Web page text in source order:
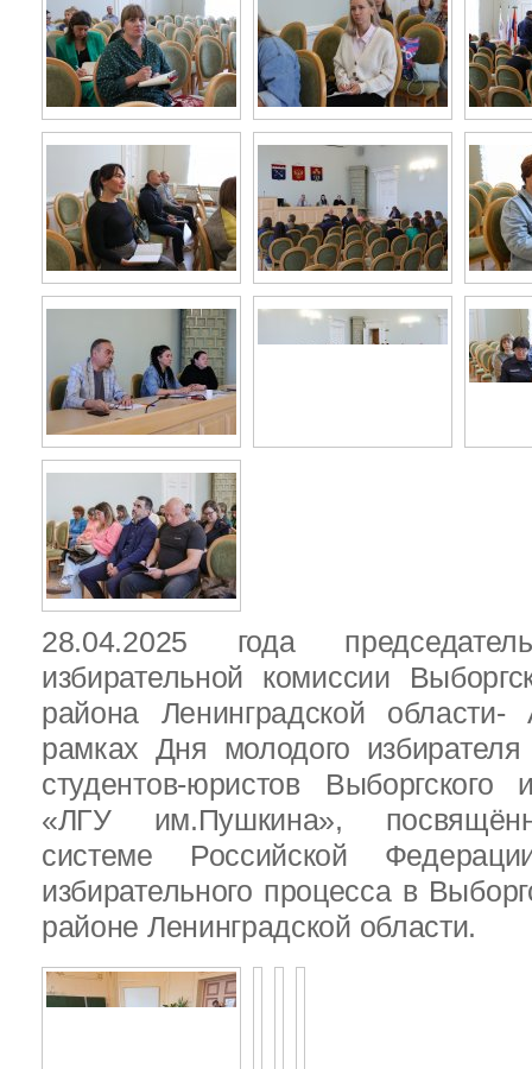
28.04.2025 года
избирательной комиссии
района Ленинградской
рамках Дня молодого
студентов-юристов Выборгского
«ЛГУ им.Пушкина»,
системе Российской
избирательного процесса в
районе Ленинградской области.